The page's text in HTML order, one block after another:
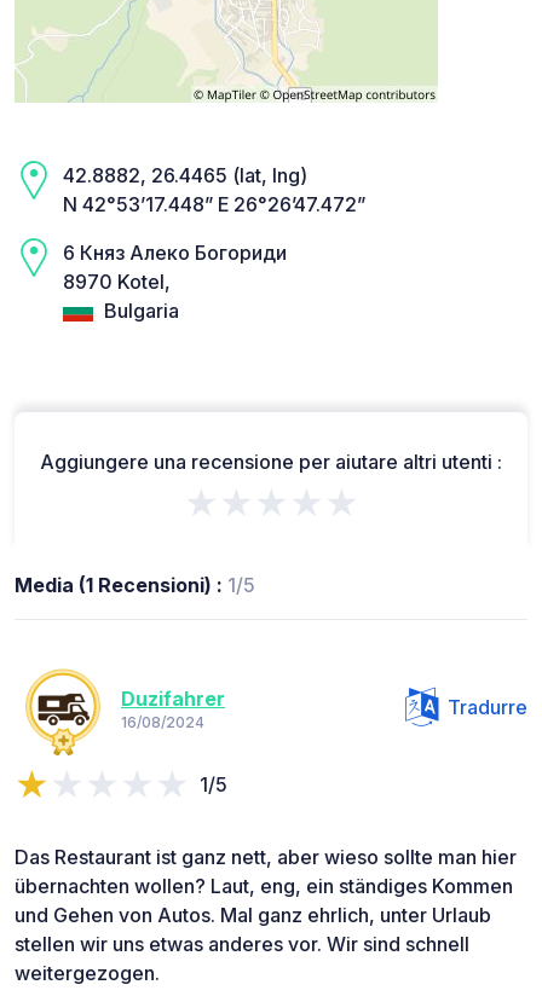
42.8882, 26.4465 (lat, lng)
N 42°53’17.448” E 26°26’47.472”
6 Княз Алеко Богориди
8970 Kotel,
Bulgaria
Aggiungere una recensione per aiutare altri utenti :
★★★★★
Media (1 Recensioni) : 1/5
Duzifahrer
16/08/2024
Tradurre
1/5
Das Restaurant ist ganz nett, aber wieso sollte man hier
übernachten wollen? Laut, eng, ein ständiges Kommen
und Gehen von Autos. Mal ganz ehrlich, unter Urlaub
stellen wir uns etwas anderes vor. Wir sind schnell
weitergezogen.